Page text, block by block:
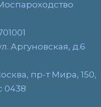
Аргуновская, д.6
пр-т Мира, 150,
0438